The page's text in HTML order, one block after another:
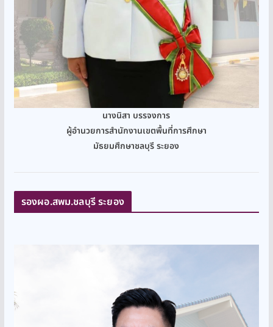
นางนิสา บรรจงการ
ผู้อำนวยการสำนักงานเขตพื้นที่การศึกษา
มัธยมศึกษาชลบุรี ระยอง
รองผอ.สพม.ชลบุรี ระยอง